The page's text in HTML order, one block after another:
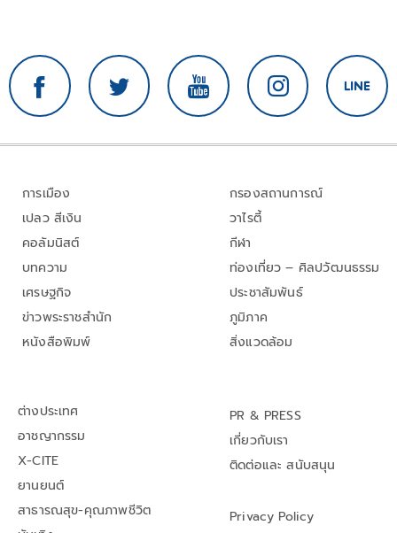
การเมือง
เปลว สีเงิน
คอลัมนิสต์
บทความ
เศรษฐกิจ
ข่าวพระราชสำนัก
หนังสือพิมพ์
กรองสถานการณ์
วาไรตี้
กีฬา
ท่องเที่ยว – ศิลปวัฒนธรรม
ประชาสัมพันธ์
ภูมิภาค
สิ่งแวดล้อม
ต่างประเทศ
อาชญากรรม
X-CITE
ยานยนต์
สาธารณสุข-คุณภาพชีวิต
PR & PRESS
เกี่ยวกับเรา
ติดต่อและ สนับสนุน
Privacy Policy